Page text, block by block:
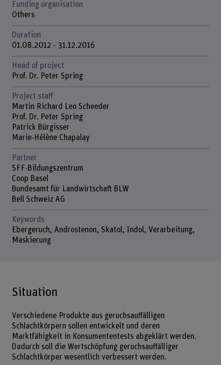
Funding organisation
Others
Duration
01.08.2012 - 31.12.2016
Head of project
Prof. Dr. Peter Spring
Project staff
Martin Richard Leo Scheeder
Prof. Dr. Peter Spring
Patrick Bürgisser
Marie-Hélène Chapalay
Partner
SFF-Bildungszentrum
Coop Basel
Bundesamt für Landwirtschaft BLW
Bell Schweiz AG
Keywords
Ebergeruch, Androstenon, Skatol, Indol, Verarbeitung,
Maskierung
Situation
Verschiedene Produkte aus geruchsauffälligen
Schlachtkörpern sollen entwickelt und deren
Marktfähigkeit in Konsumententests abgeklärt werden.
Dadurch soll die Wertschöpfung geruchsauffälliger
Schlachtkörper wesentlich verbessert werden.